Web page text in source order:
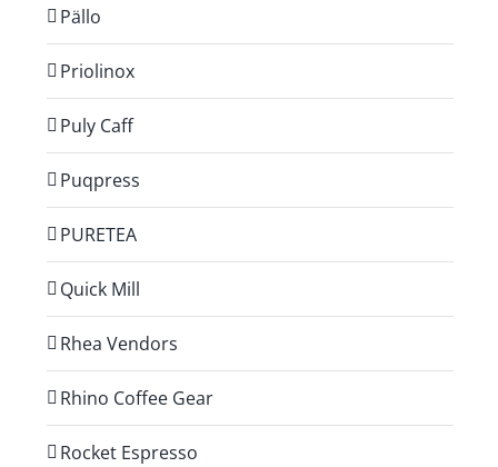
Pällo
Priolinox
Puly Caff
Puqpress
PURETEA
Quick Mill
Rhea Vendors
Rhino Coffee Gear
Rocket Espresso